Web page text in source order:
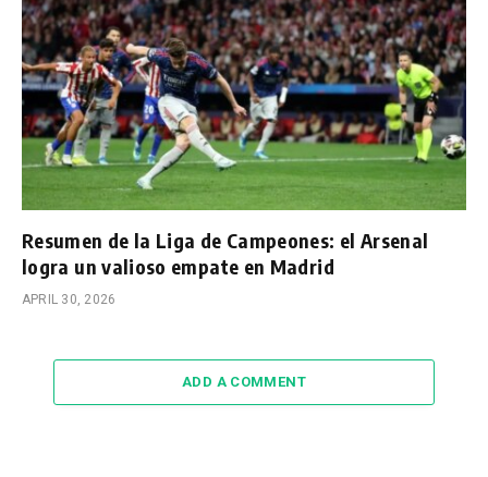
Resumen de la Liga de Campeones: el Arsenal
logra un valioso empate en Madrid
APRIL 30, 2026
ADD A COMMENT